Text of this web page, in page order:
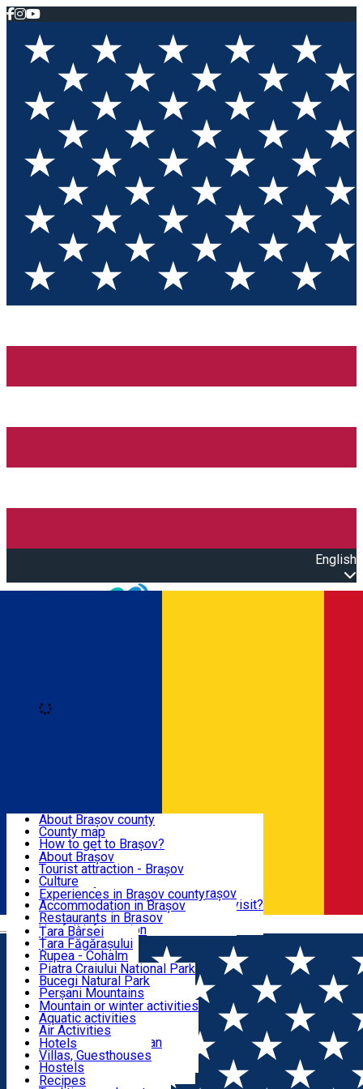
English
Română
BRAȘOV
EXPERIENCES
DESTINATIONS
NATURE
ACTIVE TOURISM
ACCOMMODATION
CULTURAL HERITAGE
About Brașov county
County map
How to get to Brașov?
Tourist Information Centers
Tourist Guides
Brașov Tourism Recommendations
Historical tourist attractions
What would a local recommend to visit?
Tourism news Brașov
Restaurants
About Brașov
Tourist attraction - Brașov
Culture
Tourist Information Center - Brașov
Accommodation in Brașov
Restaurants in Brasov
Usefull information
Experiences in Brașov county
Țara Bârsei
Țara Făgărașului
Rupea - Cohalm
ECO Destinations
Piatra Craiului National Park
Bucegi Natural Park
Perșani Mountains
Făgăraș Mountains
Postăvarul Peak
Măgura Codlei
Ciucaș Mountains
Protected areas
Other natural attractions
Speoturism
Mountain or winter activities
Aquatic activities
Air Activities
Adventure, Equestrian
Cycling, Running
Other activities
Hotels
Villas, Guesthouses
Hostels
Cottages
Recipes